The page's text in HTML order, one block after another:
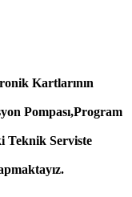
Kartlarının
Pompası,Program
Teknik Serviste